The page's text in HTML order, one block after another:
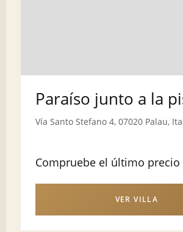
Paraíso junto a la
Vía Santo Stefano 4, 07020 Palau,
Compruebe el último precio
VER VILLA